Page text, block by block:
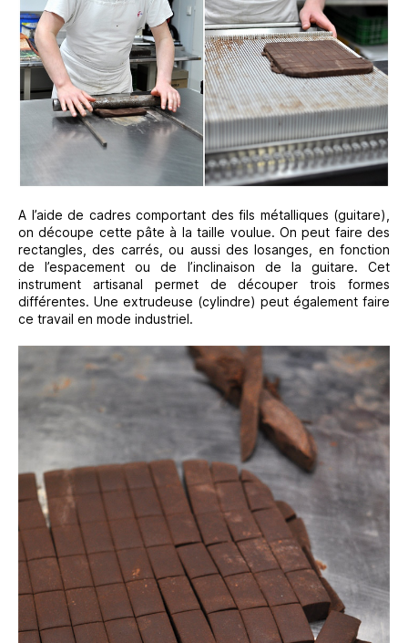
A l’aide de cadres comportant des fils métalliques (guitare),
on découpe cette pâte à la taille voulue. On peut faire des
rectangles, des carrés, ou aussi des losanges, en fonction
de l’espacement ou de l’inclinaison de la guitare. Cet
instrument artisanal permet de découper trois formes
différentes. Une extrudeuse (cylindre) peut également faire
ce travail en mode industriel.